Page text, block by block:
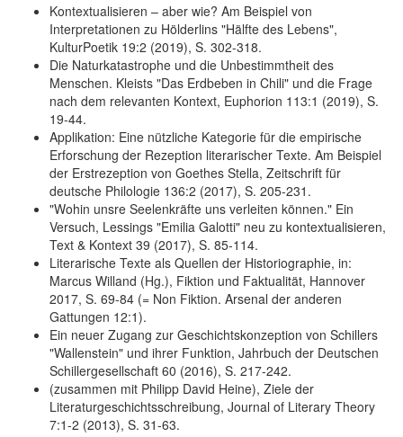
Kontextualisieren – aber wie? Am Beispiel von
Interpretationen zu Hölderlins "Hälfte des Lebens",
KulturPoetik 19:2 (2019), S. 302-318.
Die Naturkatastrophe und die Unbestimmtheit des
Menschen. Kleists "Das Erdbeben in Chili" und die Frage
nach dem relevanten Kontext, Euphorion 113:1 (2019), S.
19-44.
Applikation: Eine nützliche Kategorie für die empirische
Erforschung der Rezeption literarischer Texte. Am Beispiel
der Erstrezeption von Goethes Stella, Zeitschrift für
deutsche Philologie 136:2 (2017), S. 205-231.
"Wohin unsre Seelenkräfte uns verleiten können." Ein
Versuch, Lessings "Emilia Galotti" neu zu kontextualisieren,
Text & Kontext 39 (2017), S. 85-114.
Literarische Texte als Quellen der Historiographie, in:
Marcus Willand (Hg.), Fiktion und Faktualität, Hannover
2017, S. 69-84 (= Non Fiktion. Arsenal der anderen
Gattungen 12:1).
Ein neuer Zugang zur Geschichtskonzeption von Schillers
"Wallenstein" und ihrer Funktion, Jahrbuch der Deutschen
Schillergesellschaft 60 (2016), S. 217-242.
(zusammen mit Philipp David Heine), Ziele der
Literaturgeschichtsschreibung, Journal of Literary Theory
7:1-2 (2013), S. 31-63.